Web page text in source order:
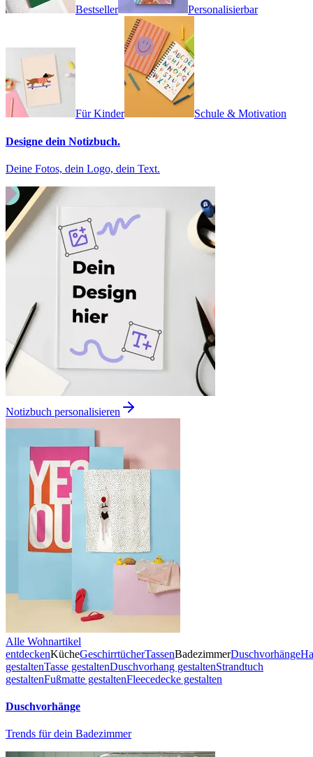
Bestseller Personalisierbar
Für Kinder Schule & Motivation
Designe dein Notizbuch.
Deine Fotos, dein Logo, dein Text.
Notizbuch personalisieren
Alle Wohnartikel
entdeckenKücheGeschirrtücherTassenBadezimmerDuschvorhänge
gestaltenTasse gestaltenDuschvorhang gestaltenStrandtuch
gestaltenFußmatte gestaltenFleecedecke gestalten
Duschvorhänge
Trends für dein Badezimmer